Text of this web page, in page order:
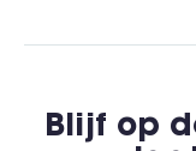
Blijf op